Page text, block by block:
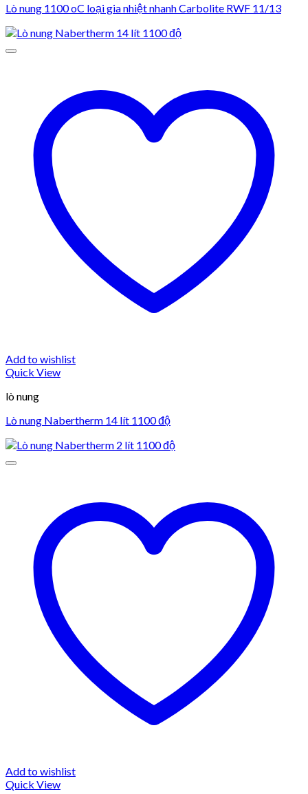
Lò nung 1100 oC loại gia nhiệt nhanh Carbolite RWF 11/13
Add to wishlist
Quick View
lò nung
Lò nung Nabertherm 14 lít 1100 độ
Add to wishlist
Quick View